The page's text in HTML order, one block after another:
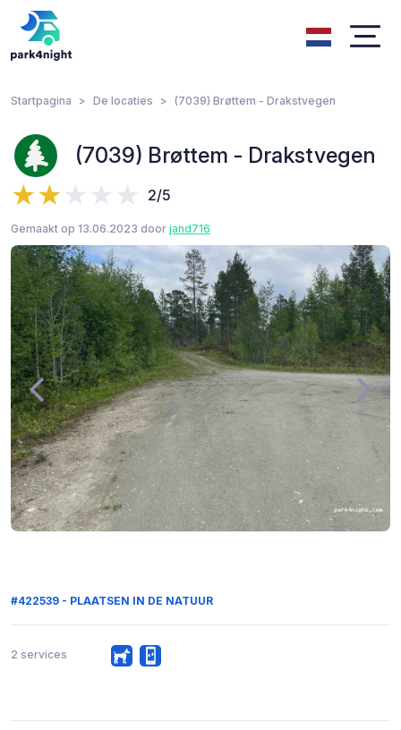
Startpagina De locaties (7039) Brøttem - Drakstvegen
(7039) Brøttem - Drakstvegen
2/5
Gemaakt op 13.06.2023 door jand716
#422539 - PLAATSEN IN DE NATUUR
2 services